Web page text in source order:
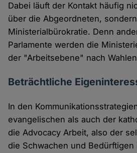
Dabei läuft der Kontakt häufig
über die Abgeordneten,
Ministerialbürokratie. Denn
Parlamente werden die
der "Arbeitsebene" nach
Beträchtliche
In den
evangelischen als auch der
die Advocacy Arbeit, also der
die Schwachen und Bedürftigen